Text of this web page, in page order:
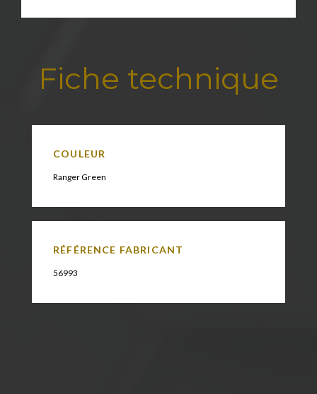
Fiche technique
COULEUR
Ranger Green
RÉFÉRENCE FABRICANT
56993